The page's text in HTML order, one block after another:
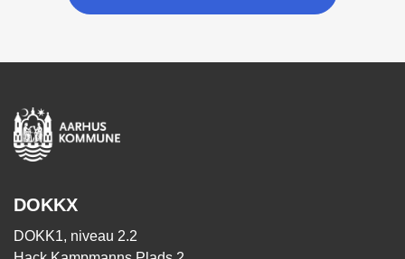
DOKKX
DOKK1, niveau 2.2